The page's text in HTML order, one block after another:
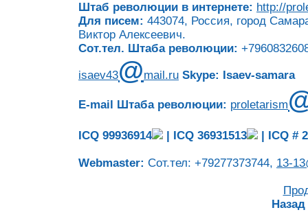
Штаб революции в интернете: http://
Для писем: 443074, Россия, город
Виктор Алексеевич.
Сот.тел. Штаба революции:
isaev43@mail.ru Skype: Isaev-samara
E-mail Штаба революции: proletarism
ICQ 99936914 | ICQ 36931513 | ICQ #
Webmaster: Сот.тел: +79277373744, 13-
Назад